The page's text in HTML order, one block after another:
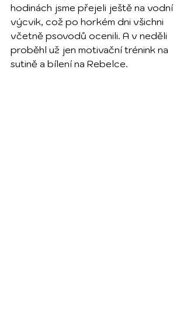
hodinách jsme přejeli ještě na vodní
výcvik, což po horkém dni všichni
včetně psovodů ocenili. A v neděli
proběhl už jen motivační trénink na
sutině a bílení na Rebelce.